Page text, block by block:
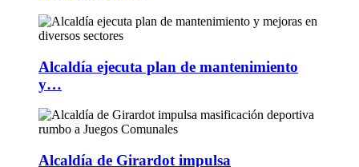
Alcaldía ejecuta plan de mantenimiento
y…
Alcaldía de Girardot impulsa